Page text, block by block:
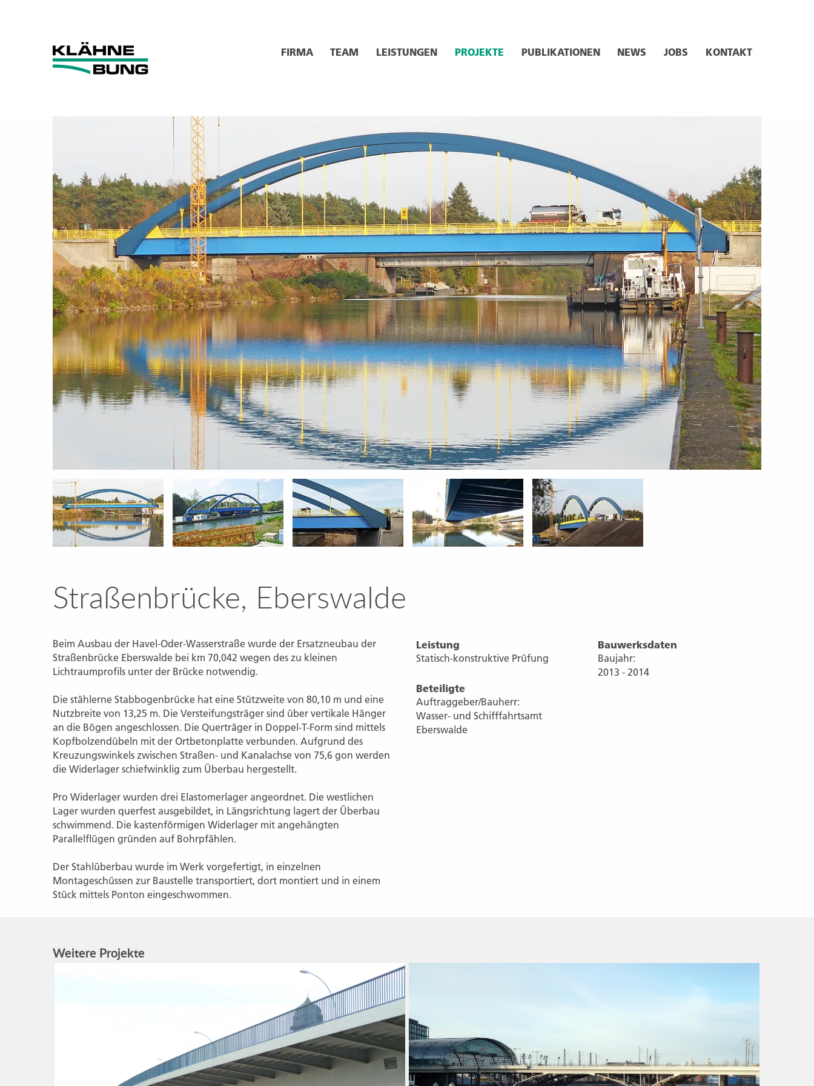
FIRMA TEAM LEISTUNGEN PROJEKTE PUBLIKATIONEN NEWS JOBS KONTAKT
Straßenbrücke, Eberswalde
Beim Ausbau der Havel-Oder-Wasserstraße wurde der Ersatzneubau der
Straßenbrücke Eberswalde bei km 70,042 wegen des zu kleinen
Lichtraumprofils unter der Brücke notwendig.
Die stählerne Stabbogenbrücke hat eine Stützweite von 80,10 m und eine
Nutzbreite von 13,25 m. Die Versteifungsträger sind über vertikale Hänger
an die Bögen angeschlossen. Die Querträger in Doppel-T-Form sind mittels
Kopfbolzendübeln mit der Ortbetonplatte verbunden. Aufgrund des
Kreuzungswinkels zwischen Straßen- und Kanalachse von 75,6 gon werden
die Widerlager schiefwinklig zum Überbau hergestellt.
Pro Widerlager wurden drei Elastomerlager angeordnet. Die westlichen
Lager wurden querfest ausgebildet, in Längsrichtung lagert der Überbau
schwimmend. Die kastenförmigen Widerlager mit angehängten
Parallelflügen gründen auf Bohrpfählen.
Der Stahlüberbau wurde im Werk vorgefertigt, in einzelnen
Montageschüssen zur Baustelle transportiert, dort montiert und in einem
Stück mittels Ponton eingeschwommen.
Leistung
Statisch-konstruktive Prüfung
Beteiligte
Auftraggeber/Bauherr:
Wasser- und Schifffahrtsamt
Eberswalde
Bauwerksdaten
Baujahr:
2013 - 2014
Weitere Projekte